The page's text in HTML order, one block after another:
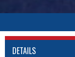
DETAILS